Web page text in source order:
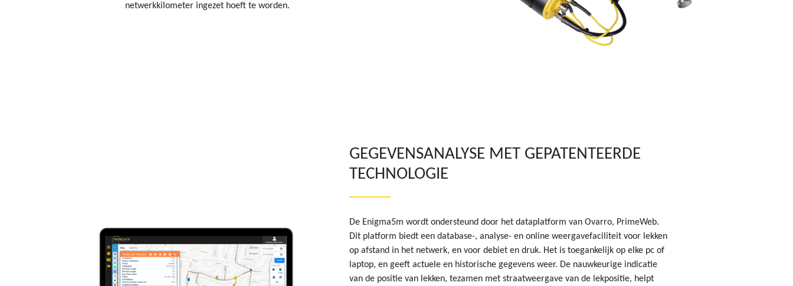
netwerkkilometer ingezet hoeft te worden.
GEGEVENSANALYSE MET GEPATENTEERDE
TECHNOLOGIE
De Enigma5m wordt ondersteund door het dataplatform van Ovarro, PrimeWeb.
Dit platform biedt een database-, analyse- en online weergavefaciliteit voor lekken
op afstand in het netwerk, en voor debiet en druk. Het is toegankelijk op elke pc of
laptop, en geeft actuele en historische gegevens weer. De nauwkeurige indicatie
van de positie van lekken, tezamen met straatweergave van de lekpositie, helpt